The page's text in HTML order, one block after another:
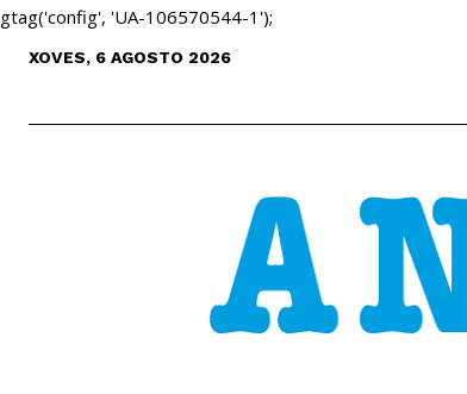
gtag('config', 'UA-106570544-1');
XOVES, 6 AGOSTO 2026